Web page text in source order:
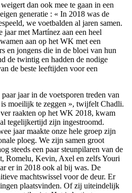
weigert dan ook mee te gaan in een
generatie : « In 2018 was de
we voetbalden al jaren samen.
met Martínez aan een heel
aan op het WK met een
en jongens die in de bloei van hun
de twintig en hadden de nodige
de beste leeftijden voor een
jaar in de voetsporen treden van
moeilijk te zeggen », twijfelt Chadli.
raakten op het WK 2018, kwam
tegelijkertijd zijn ingestroomd.
jaar maakte onze hele groep zijn
ploeg. We zijn samen groot
steeds een paar steunpilaren van de
Romelu, Kevin, Axel en zelfs Youri
er in 2018 ook al bij was. De
machtswissel voor de deur. Er
plaatsvinden. Of zij uiteindelijk